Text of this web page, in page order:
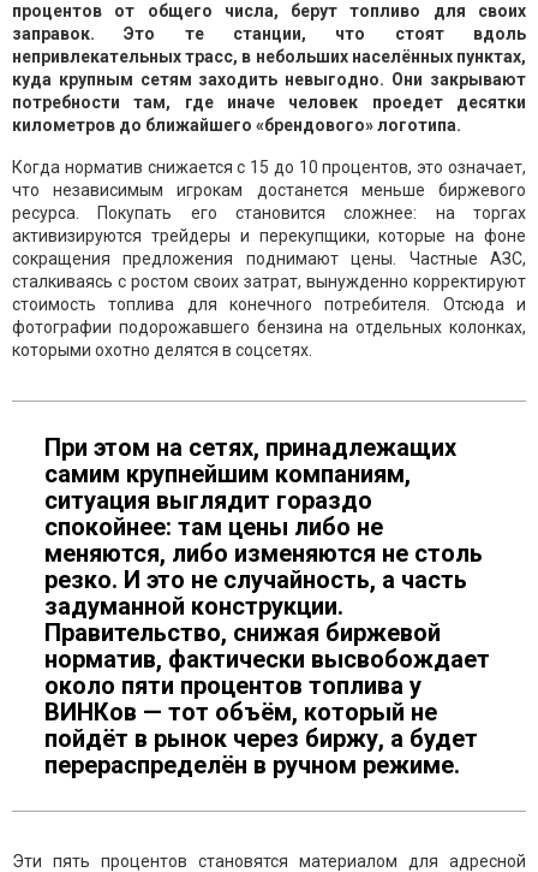
процентов от общего числа, берут топливо для своих
заправок. Это те станции, что стоят вдоль
непривлекательных трасс, в небольших населённых пунктах,
куда крупным сетям заходить невыгодно. Они закрывают
потребности там, где иначе человек проедет десятки
километров до ближайшего «брендового» логотипа.
Когда норматив снижается с 15 до 10 процентов, это означает,
что независимым игрокам достанется меньше биржевого
ресурса. Покупать его становится сложнее: на торгах
активизируются трейдеры и перекупщики, которые на фоне
сокращения предложения поднимают цены. Частные АЗС,
сталкиваясь с ростом своих затрат, вынужденно корректируют
стоимость топлива для конечного потребителя. Отсюда и
фотографии подорожавшего бензина на отдельных колонках,
которыми охотно делятся в соцсетях.
При этом на сетях, принадлежащих
самим крупнейшим компаниям,
ситуация выглядит гораздо
спокойнее: там цены либо не
меняются, либо изменяются не столь
резко. И это не случайность, а часть
задуманной конструкции.
Правительство, снижая биржевой
норматив, фактически высвобождает
около пяти процентов топлива у
ВИНКов — тот объём, который не
пойдёт в рынок через биржу, а будет
перераспределён в ручном режиме.
Эти пять процентов становятся материалом для адресной